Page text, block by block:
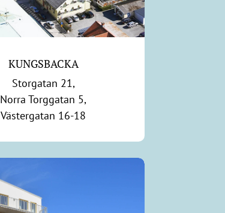
KUNGSBACKA
Storgatan 21,
Norra Torggatan 5,
Västergatan 16-18